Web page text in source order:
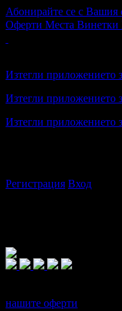
Абонирайте се с Вашия
Оферти Места Винетки
Изтегли приложението
Изтегли приложението
Изтегли приложението
Регистрация Вход
нашите оферти